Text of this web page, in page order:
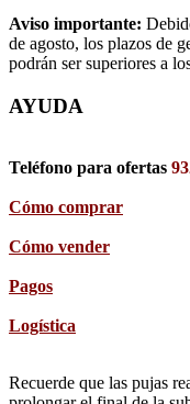
Aviso importante:
de agosto, los plazos de
podrán ser superiores a
AYUDA
Teléfono para ofertas
Cómo comprar
Cómo vender
Pagos
Logística
Recuerde que las pujas